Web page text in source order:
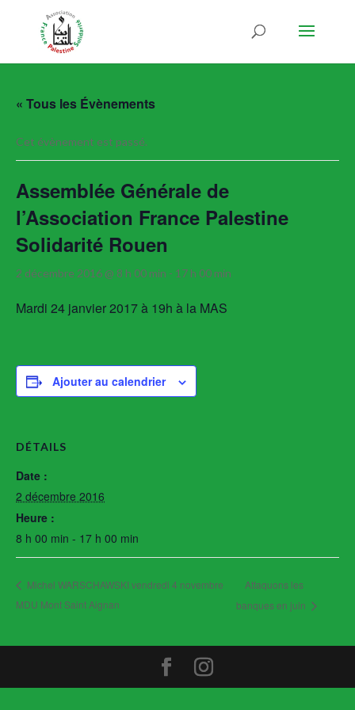
« Tous les Évènements
Cet évènement est passé.
Assemblée Générale de
l’Association France Palestine
Solidarité Rouen
2 décembre 2016 @ 8 h 00 min - 17 h 00 min
Mardi 24 janvier 2017 à 19h à la MAS
Ajouter au calendrier
DÉTAILS
Date :
2 décembre 2016
Heure :
8 h 00 min - 17 h 00 min
Michel WARSCHAWSKI vendredi 4 novembre
MDU Mont Saint Aignan
Attaquons les
banques en juin